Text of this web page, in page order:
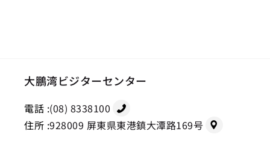
大鵬湾ビジターセンター
電話 :(08) 8338100
住所 :928009 屏東県東港鎮大潭路169号